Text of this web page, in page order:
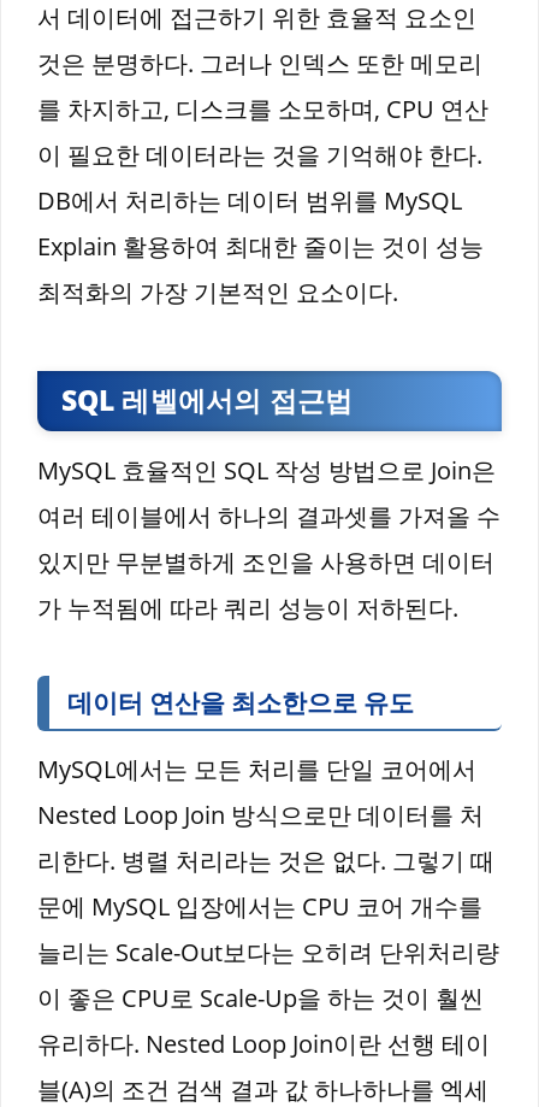
서 데이터에 접근하기 위한 효율적 요소인
것은 분명하다. 그러나 인덱스 또한 메모리
를 차지하고, 디스크를 소모하며, CPU 연산
이 필요한 데이터라는 것을 기억해야 한다.
DB에서 처리하는 데이터 범위를 MySQL
Explain 활용하여 최대한 줄이는 것이 성능
최적화의 가장 기본적인 요소이다.
SQL 레벨에서의 접근법
MySQL 효율적인 SQL 작성 방법으로 Join은
여러 테이블에서 하나의 결과셋를 가져올 수
있지만 무분별하게 조인을 사용하면 데이터
가 누적됨에 따라 쿼리 성능이 저하된다.
데이터 연산을 최소한으로 유도
MySQL에서는 모든 처리를 단일 코어에서
Nested Loop Join 방식으로만 데이터를 처
리한다. 병렬 처리라는 것은 없다. 그렇기 때
문에 MySQL 입장에서는 CPU 코어 개수를
늘리는 Scale-Out보다는 오히려 단위처리량
이 좋은 CPU로 Scale-Up을 하는 것이 훨씬
유리하다. Nested Loop Join이란 선행 테이
블(A)의 조건 검색 결과 값 하나하나를 엑세